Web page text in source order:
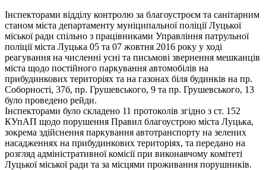
Інспекторами відділу контролю за благоустроєм та санітарним
станом міста департаменту муніципальної поліції Луцької
міської ради спільно з працівниками Управління патрульної
поліції міста Луцька 05 та 07 жовтня 2016 року у ході
реагування на численні усні та письмові звернення мешканців
міста щодо постійного паркування автомобілів на
прибудинкових територіях та на газонах біля будинків на пр.
Соборності, 37б, пр. Грушевського, 9 та пр. Грушевського, 13
було проведено рейди.
Інспекторами було складено 11 протоколів згідно з ст. 152
КУпАП щодо порушення Правил благоустрою міста Луцька,
зокрема здійснення паркування автотранспорту на зелених
насадженнях на прибудинкових територіях, та передано на
розгляд адміністративної комісії при виконавчому комітеті
Луцької міської ради та за місцями проживання порушників.